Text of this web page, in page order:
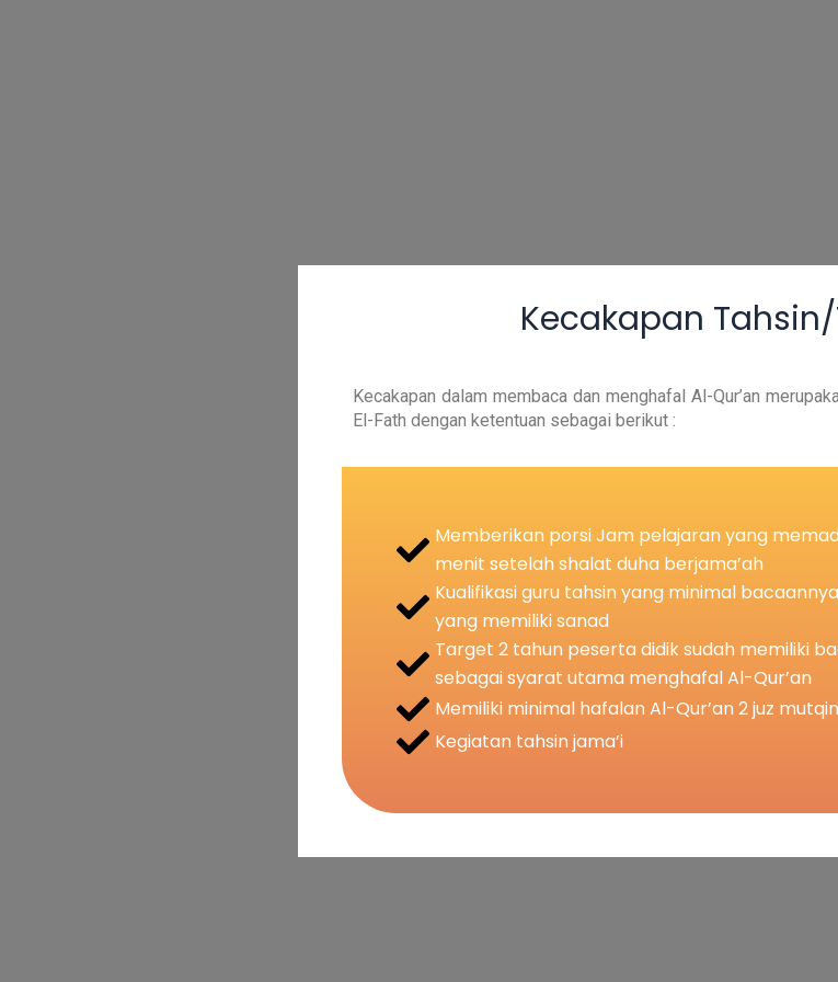
Kecakapan
Kecakapan dalam membaca dan menghafal Al-Qur’an
El-Fath dengan ketentuan sebagai berikut :
Memberikan porsi Jam pelajaran yang
menit setelah shalat duha berjama’ah
Kualifikasi guru tahsin yang minimal
yang memiliki sanad
Target 2 tahun peserta didik sudah memiliki
sebagai syarat utama menghafal Al-Qur’an
Memiliki minimal hafalan Al-Qur’an 2 juz
Kegiatan tahsin jama’i